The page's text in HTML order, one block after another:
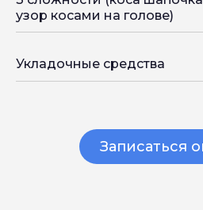
узор косами на голове)
Укладочные средства
Записаться